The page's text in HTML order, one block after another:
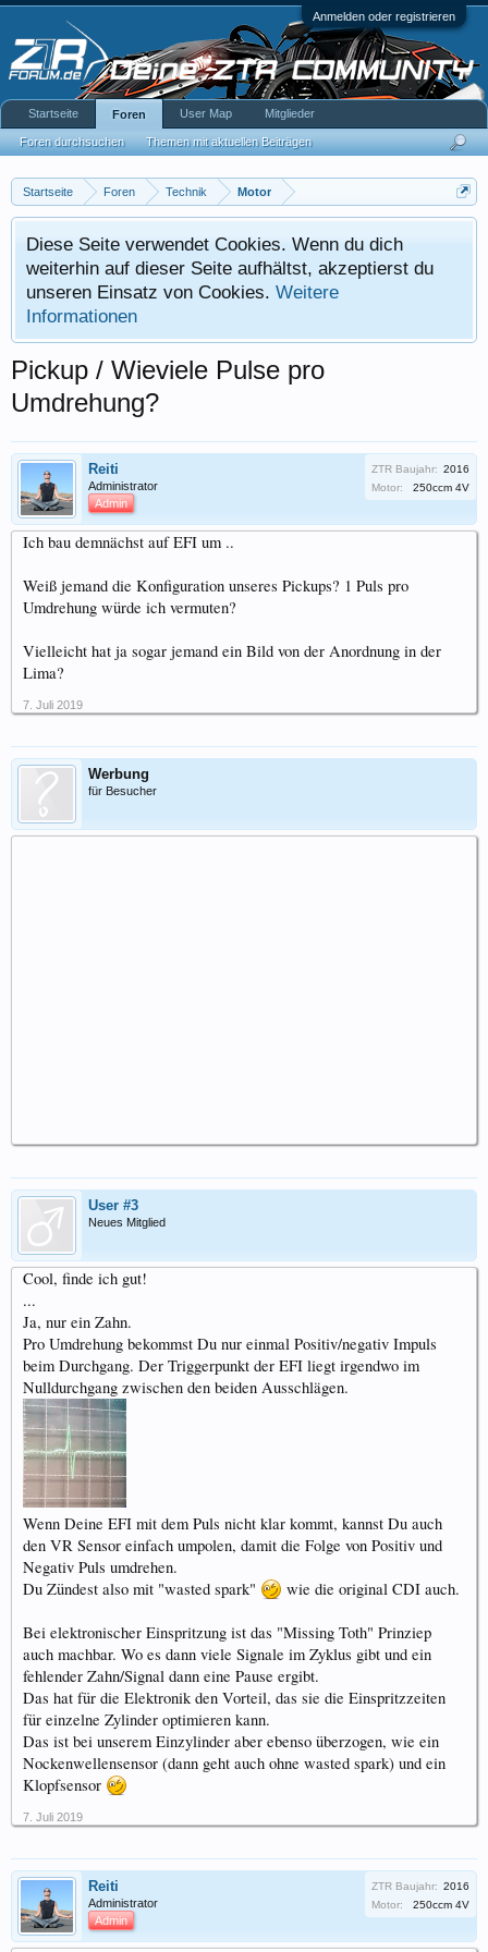
Anmelden oder registrieren
Startseite Foren Technik Motor
Diese Seite verwendet Cookies. Wenn du dich
weiterhin auf dieser Seite aufhältst, akzeptierst du
unseren Einsatz von Cookies. Weitere
Informationen
Pickup / Wieviele Pulse pro
Umdrehung?
Reiti
Administrator
Admin
ZTR Baujahr: 2016
Motor:
250ccm 4V
Ich bau demnächst auf EFI um ..
Weiß jemand die Konfiguration unseres Pickups? 1 Puls pro
Umdrehung würde ich vermuten?
Vielleicht hat ja sogar jemand ein Bild von der Anordnung in der
Lima?
7. Juli 2019
Werbung
für Besucher
User #3
Neues Mitglied
Cool, finde ich gut!
...
Ja, nur ein Zahn.
Pro Umdrehung bekommst Du nur einmal Positiv/negativ Impuls
beim Durchgang. Der Triggerpunkt der EFI liegt irgendwo im
Nulldurchgang zwischen den beiden Ausschlägen.
Wenn Deine EFI mit dem Puls nicht klar kommt, kannst Du auch
den VR Sensor einfach umpolen, damit die Folge von Positiv und
Negativ Puls umdrehen.
Du Zündest also mit "wasted spark"
wie die original CDI auch.
Bei elektronischer Einspritzung ist das "Missing Toth" Prinziep
auch machbar. Wo es dann viele Signale im Zyklus gibt und ein
fehlender Zahn/Signal dann eine Pause ergibt.
Das hat für die Elektronik den Vorteil, das sie die Einspritzzeiten
für einzelne Zylinder optimieren kann.
Das ist bei unserem Einzylinder aber ebenso überzogen, wie ein
Nockenwellensensor (dann geht auch ohne wasted spark) und ein
Klopfsensor
7. Juli 2019
Reiti
Administrator
Admin
ZTR Baujahr: 2016
Motor:
250ccm 4V
Startseite Foren
Foren durchsuchen Themen mit aktuellen Beiträgen
User Map Mitglieder